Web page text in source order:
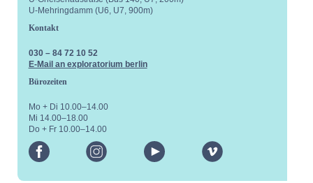
U-Mehringdamm (U6, U7, 900m)
Kontakt
030 – 84 72 10 52
E-Mail an exploratorium berlin
Bürozeiten
Mo + Di 10.00–14.00
Mi 14.00–18.00
Do + Fr 10.00–14.00
facebook
instagram youtube vimeo